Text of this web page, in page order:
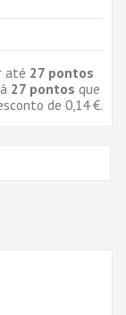
até 27 pontos
27 pontos que
de 0,14 €.